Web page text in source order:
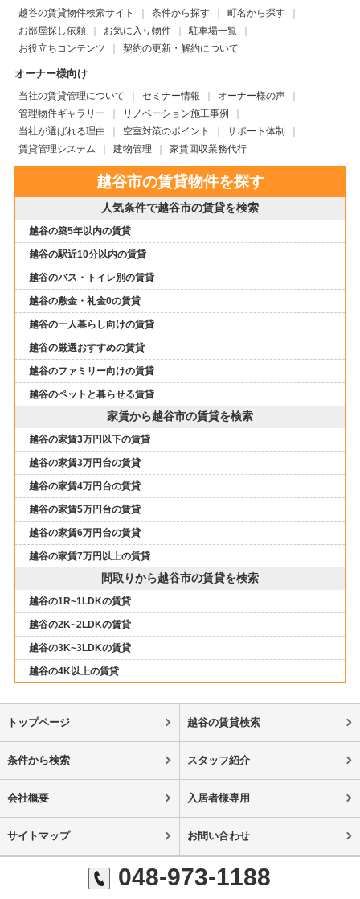
越谷の賃貸物件検索サイト 条件から探す
町名から探す
お部屋探し依頼
お気に入り物件
駐車場一覧
お役立ちコンテンツ
契約の更新・解約について
オーナー様向け
当社の賃貸管理について セミナー情報
オーナー様の声
管理物件ギャラリー
リノベーション施工事例
当社が選ばれる理由
空室対策のポイント
サポート体制
賃貸管理システム
建物管理 家賃回収業務代行
越谷市の賃貸物件を探す
人気条件で越谷市の賃貸を検索
越谷の築5年以内の賃貸
越谷の駅近10分以内の賃貸
越谷のバス・トイレ別の賃貸
越谷の敷金・礼金0の賃貸
越谷の一人暮らし向けの賃貸
越谷の厳選おすすめの賃貸
越谷のファミリー向けの賃貸
越谷のペットと暮らせる賃貸
家賃から越谷市の賃貸を検索
越谷の家賃3万円以下の賃貸
越谷の家賃3万円台の賃貸
越谷の家賃4万円台の賃貸
越谷の家賃5万円台の賃貸
越谷の家賃6万円台の賃貸
越谷の家賃7万円以上の賃貸
間取りから越谷市の賃貸を検索
越谷の1R~1LDKの賃貸
越谷の2K~2LDKの賃貸
越谷の3K~3LDKの賃貸
越谷の4K以上の賃貸
トップページ 越谷の賃貸検索
条件から検索 スタッフ紹介
会社概要 入居者様専用
サイトマップ お問い合わせ
048-973-1188